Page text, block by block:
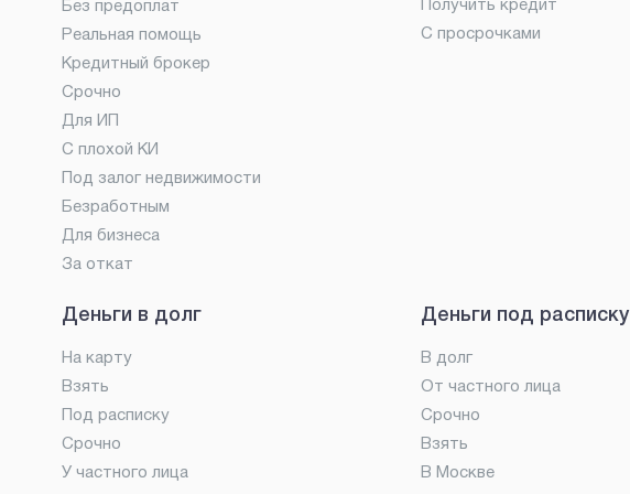
Без предоплат
Реальная помощь
Кредитный брокер
Срочно
Для ИП
С плохой КИ
Под залог недвижимости
Безработным
Для бизнеса
За откат
Получить кредит
С просрочками
Деньги в долг
На карту
Взять
Под расписку
Срочно
У частного лица
Деньги под расписку
В долг
От частного лица
Срочно
Взять
В Москве